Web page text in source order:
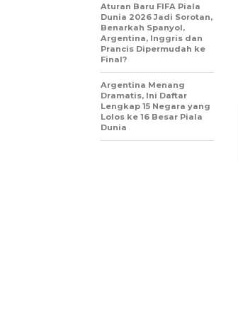
Aturan Baru FIFA Piala
Dunia 2026 Jadi Sorotan,
Benarkah Spanyol,
Argentina, Inggris dan
Prancis Dipermudah ke
Final?
Argentina Menang
Dramatis, Ini Daftar
Lengkap 15 Negara yang
Lolos ke 16 Besar Piala
Dunia